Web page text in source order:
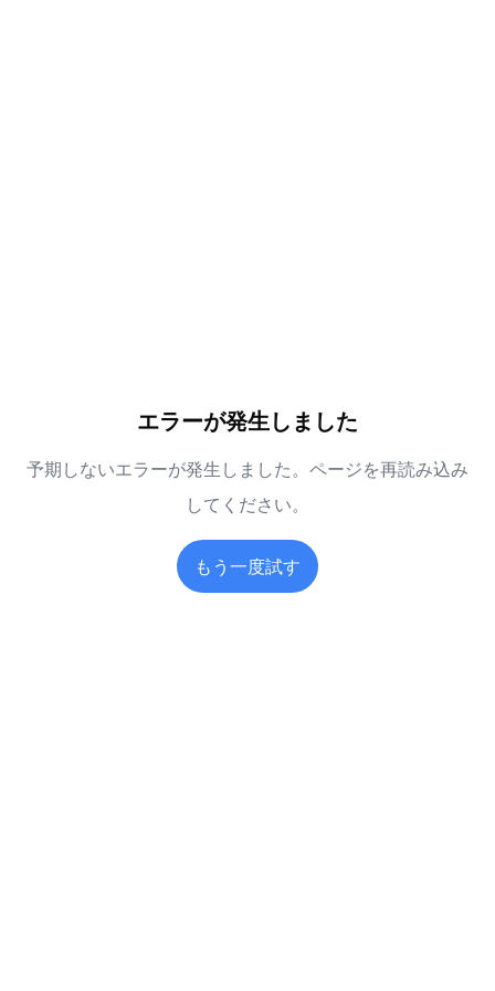
エラーが発生しました
予期しないエラーが発生しました。ページを再読み込み
してください。
もう一度試す